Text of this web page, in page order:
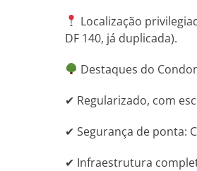
Localização
DF 140, já duplicada).
Destaques do
✔ Regularizado, com
✔ Segurança de ponta:
✔ Infraestrutura